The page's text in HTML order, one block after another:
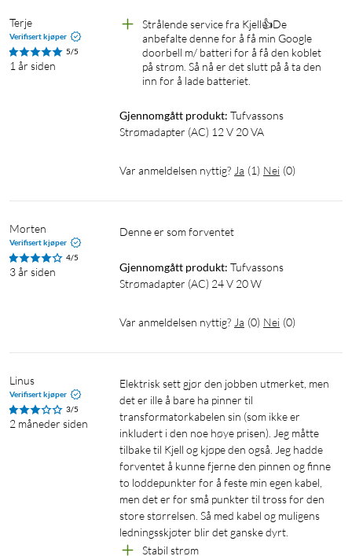
Terje
Verifisert kjøper
5/5
1 år siden
Strålende service fra Kjell👍De
anbefalte denne for å få min Google
doorbell m/ batteri for å få den koblet
på strøm. Så nå er det slutt på å ta den
inn for å lade batteriet.
Gjennomgått produkt: Tufvassons
Strømadapter (AC) 12 V 20 VA
Var anmeldelsen nyttig? Ja (1) Nei (0)
Morten
Verifisert kjøper
4/5
3 år siden
Denne er som forventet
Gjennomgått produkt: Tufvassons
Strømadapter (AC) 24 V 20 W
Var anmeldelsen nyttig? Ja (0) Nei (0)
Linus
Verifisert kjøper
3/5
2 måneder siden
Elektrisk sett gjør den jobben utmerket, men
det er ille å bare ha pinner til
transformatorkabelen sin (som ikke er
inkludert i den noe høye prisen). Jeg måtte
tilbake til Kjell og kjøpe den også. Jeg hadde
forventet å kunne fjerne den pinnen og finne
to loddepunkter for å feste min egen kabel,
men det er for små punkter til tross for den
store størrelsen. Så med kabel og muligens
ledningsskjøter blir det ganske dyrt.
Stabil strøm